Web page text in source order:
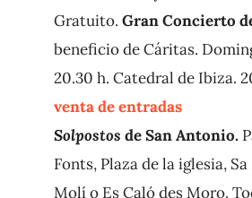
Gratuito. Gran Concierto
beneficio de Cáritas.
20.30 h. Catedral de Ibiza.
venta de entradas
Solpostos de San Antonio.
Fonts, Plaza de la iglesia,
Molí o Es Caló des Moro.